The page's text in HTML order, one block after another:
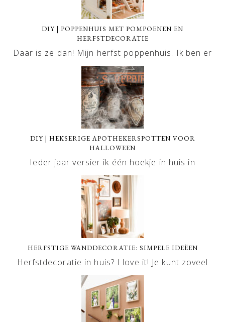
DIY | POPPENHUIS MET POMPOENEN EN
HERFSTDECORATIE
Daar is ze dan! Mijn herfst poppenhuis. Ik ben er
DIY | HEKSERIGE APOTHEKERSPOTTEN VOOR
HALLOWEEN
Ieder jaar versier ik één hoekje in huis in
HERFSTIGE WANDDECORATIE: SIMPELE IDEËEN
Herfstdecoratie in huis? I love it! Je kunt zoveel